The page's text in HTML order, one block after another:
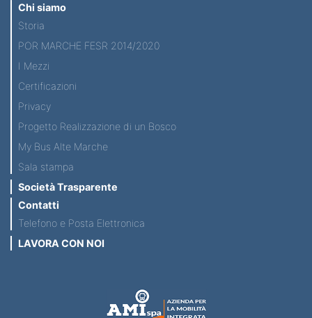
Chi siamo
Storia
POR MARCHE FESR 2014/2020
I Mezzi
Certificazioni
Privacy
Progetto Realizzazione di un Bosco
My Bus Alte Marche
Sala stampa
Società Trasparente
Contatti
Telefono e Posta Elettronica
LAVORA CON NOI